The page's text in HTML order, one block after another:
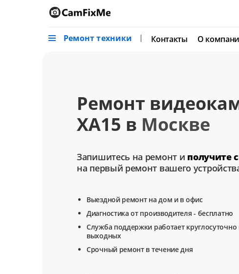
Ремонт техники Контакты О
Ремонт
XA15 в Москве
Запишитесь на ремонт и получите
на первый ремонт вашего
Выездной ремонт на дом и в офис
Диагностика от производителя - бесплатно
Служба поддержки работает круглосуточно
выходных
Срочный ремонт в течение дня